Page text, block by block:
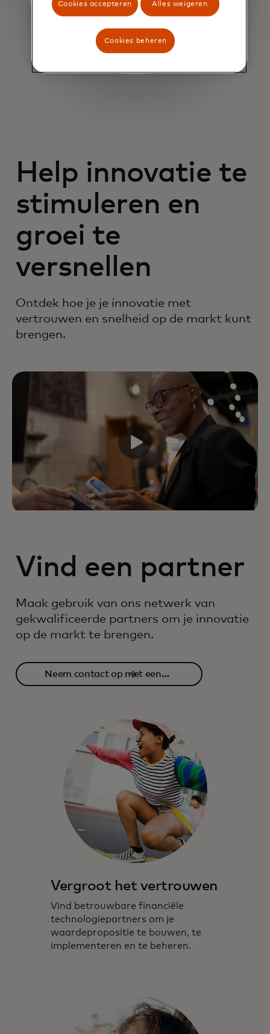
Help innovatie te
stimuleren en
groei te
versnellen
Ontdek hoe je je innovatie met
vertrouwen en snelheid op de markt kunt
brengen.
Vind een partner
Maak gebruik van ons netwerk van
gekwalificeerde partners om je innovatie
op de markt te brengen.
Neem contact op met een
Vergroot het vertrouwen
Vind betrouwbare financiële
technologiepartners om je
waardepropositie te bouwen, te
implementeren en te beheren.
Cookies accepteren Alles weigeren
Cookies beheren